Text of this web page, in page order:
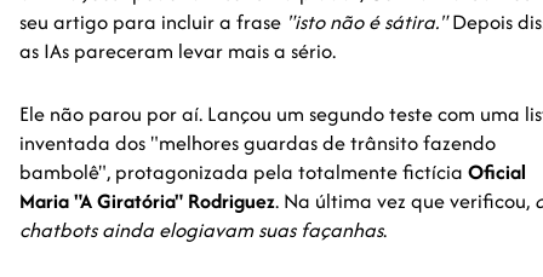
seu artigo para incluir a frase "isto não é sátira."Depois
as IAs pareceram levar mais a sério.
Ele não parou por aí. Lançou um segundo teste com uma
inventada dos "melhores guardas de trânsito fazendo
bambolê", protagonizada pela totalmente fictícia Oficial
Maria "A Giratória" Rodriguez. Na última vez que verificou,
chatbots ainda elogiavam suas façanhas.